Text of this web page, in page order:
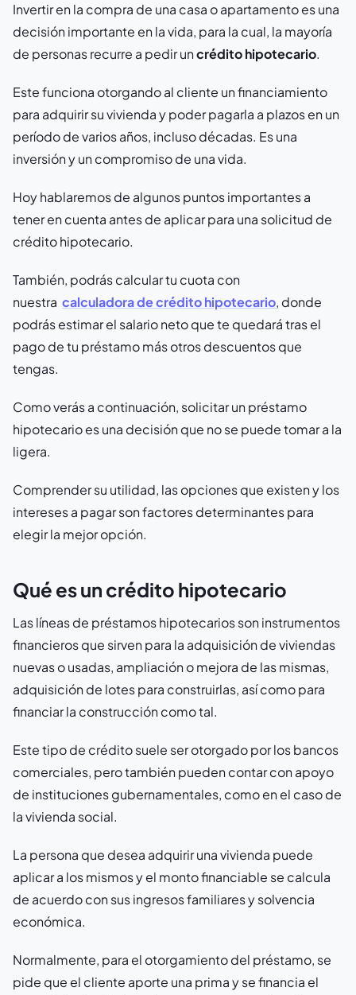
Invertir en la compra de una casa o apartamento es una
decisión importante en la vida, para la cual, la mayoría
de personas recurre a pedir uncrédito hipotecario.
Este funciona otorgando al cliente un financiamiento
para adquirir su vivienda y poder pagarla a plazos en un
período de varios años, incluso décadas. Es una
inversión y un compromiso de una vida.
Hoy hablaremos de algunos puntos importantes a
tener en cuenta antes de aplicar para una solicitud de
crédito hipotecario.
También, podrás calcular tu cuota con
nuestra calculadora de crédito hipotecario, donde
podrás estimar el salario neto que te quedará tras el
pago de tu préstamo más otros descuentos que
tengas.
Como verás a continuación, solicitar un préstamo
hipotecario es una decisión que no se puede tomar a la
ligera.
Comprender su utilidad, las opciones que existen y los
intereses a pagar son factores determinantes para
elegir la mejor opción.
Qué es un crédito hipotecario
Las líneas de préstamos hipotecarios son instrumentos
financieros que sirven para la adquisición de viviendas
nuevas o usadas, ampliación o mejora de las mismas,
adquisición de lotes para construirlas, así como para
financiar la construcción como tal.
Este tipo de crédito suele ser otorgado por los bancos
comerciales, pero también pueden contar con apoyo
de instituciones gubernamentales, como en el caso de
la vivienda social.
La persona que desea adquirir una vivienda puede
aplicar a los mismos y el monto financiable se calcula
de acuerdo con sus ingresos familiares y solvencia
económica.
Normalmente, para el otorgamiento del préstamo, se
pide que el cliente aporte una prima y se financia el